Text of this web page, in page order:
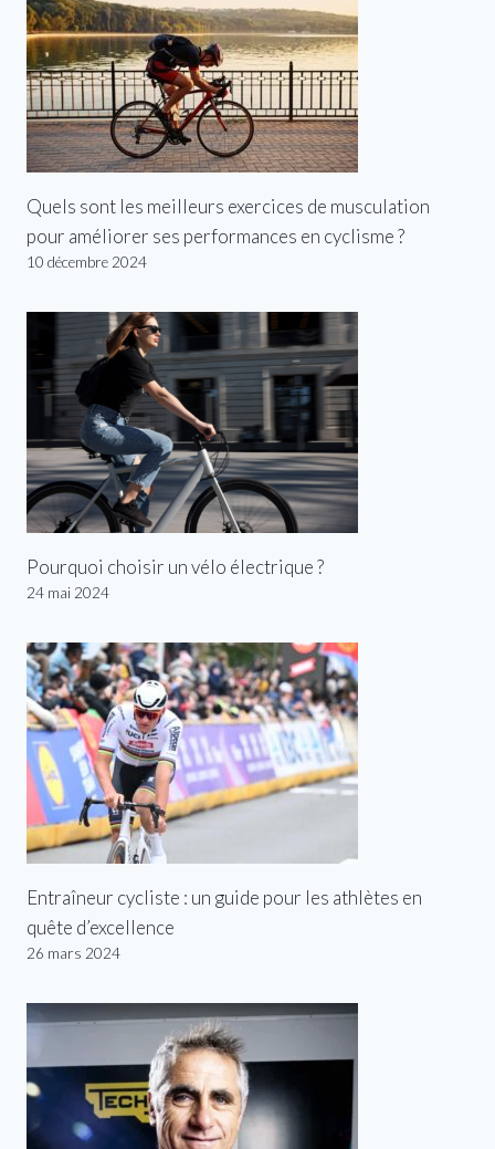
Quels sont les meilleurs exercices de musculation
pour améliorer ses performances en cyclisme ?
10 décembre 2024
Pourquoi choisir un vélo électrique ?
24 mai 2024
Entraîneur cycliste : un guide pour les athlètes en
quête d’excellence
26 mars 2024